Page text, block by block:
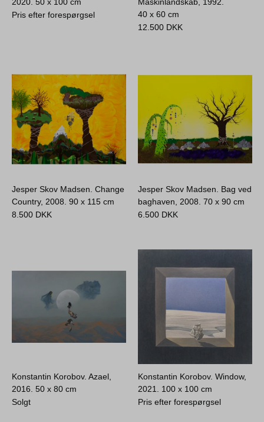
Pris efter forespørgsel
40 x 60 cm
12.500 DKK
Jesper Skov Madsen. Change
Country, 2008.90 x 115 cm
8.500 DKK
Jesper Skov Madsen. Bag ved
baghaven, 2008.70 x 90 cm
6.500 DKK
Konstantin Korobov. Azael,
2016.50 x 80 cm
Solgt
Konstantin Korobov. Window,
2021. 100 x 100 cm
Pris efter forespørgsel